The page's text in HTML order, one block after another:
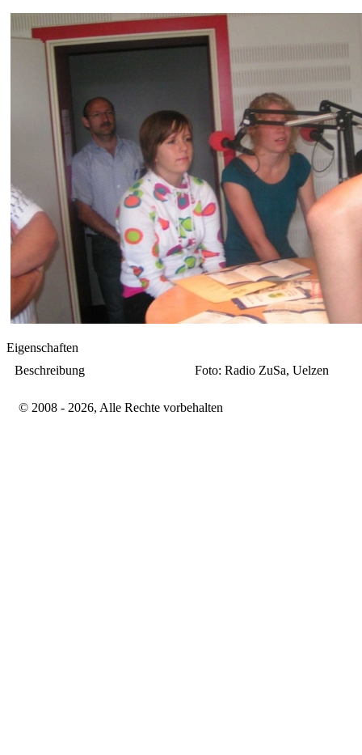
Eigenschaften
Beschreibung
Foto: Radio ZuSa, Uelzen
© 2008 - 2026, Alle Rechte vorbehalten